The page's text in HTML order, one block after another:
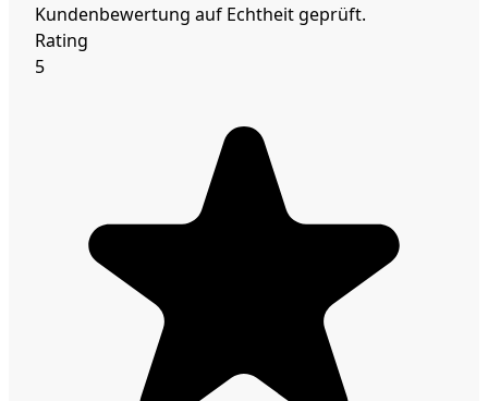
Kundenbewertung auf Echtheit geprüft.
Rating
5